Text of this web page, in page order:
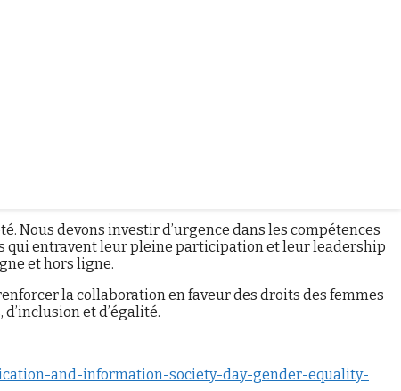
de l’Union internationale des
et de communiquer. Mais ses bénéfices demeurent
et urgent.
les voix des femmes au silence et les poussent à
Nous devons investir d’urgence dans les compétences
qui entravent leur pleine participation et leur leadership
et hors ligne.
la collaboration en faveur des droits des femmes
et d’égalité.
and-information-society-day-gender-equality-